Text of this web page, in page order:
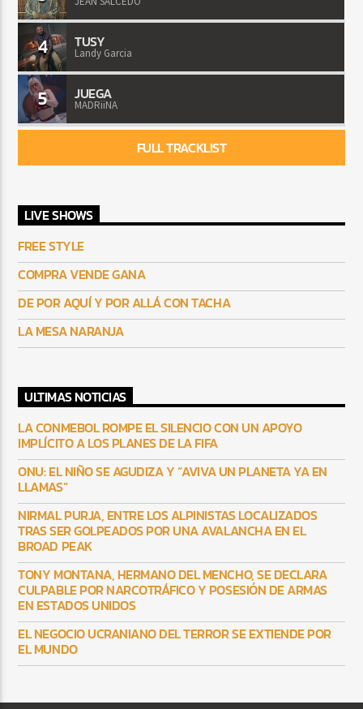
4 TUSY
Landy Garcia
5 JUEGA
MADRiiNA
FULL TRACKLIST
LIVE SHOWS
FREE STYLE
COMPRA VENDE GANA
DE POR AQUÍ Y POR ALLÁ CON TACHA
LA MESA NARANJA
ULTIMAS NOTICIAS
LA CONMEBOL ROMPE EL SILENCIO CON UN APOYO
IMPLÍCITO A LOS PLANES DE LA FIFA
ONU: EL NIÑO SE AGUDIZA Y “AVIVA UN PLANETA YA EN
LLAMAS”
NIRMAL PURJA, ENTRE LOS ALPINISTAS LOCALIZADOS
TRAS SER GOLPEADOS POR UNA AVALANCHA EN EL
BROAD PEAK
TONY MONTANA, HERMANO DEL MENCHO, SE DECLARA
CULPABLE POR NARCOTRÁFICO Y POSESIÓN DE ARMAS
EN ESTADOS UNIDOS
EL NEGOCIO UCRANIANO DEL TERROR SE EXTIENDE POR
EL MUNDO